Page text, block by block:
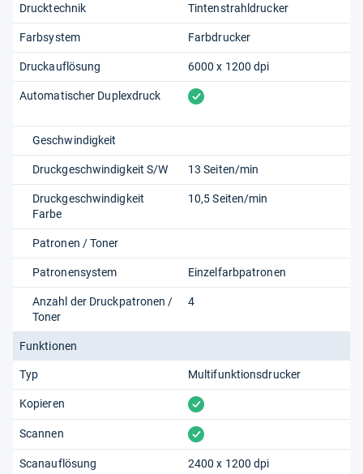
Drucktechnik Tintenstrahldrucker
Farbsystem Farbdrucker
Druckauflösung 6000 x 1200 dpi
Automatischer Duplexdruck vorhanden
Geschwindigkeit
Druckgeschwindigkeit S/W 13 Seiten/min
Druckgeschwindigkeit
Farbe
10,5 Seiten/min
Patronen / Toner
Patronensystem Einzelfarbpatronen
Anzahl der Druckpatronen /
Toner
4
Funktionen
Typ Multifunktionsdrucker
Kopieren vorhanden
Scannen vorhanden
Scanauflösung 2400 x 1200 dpi